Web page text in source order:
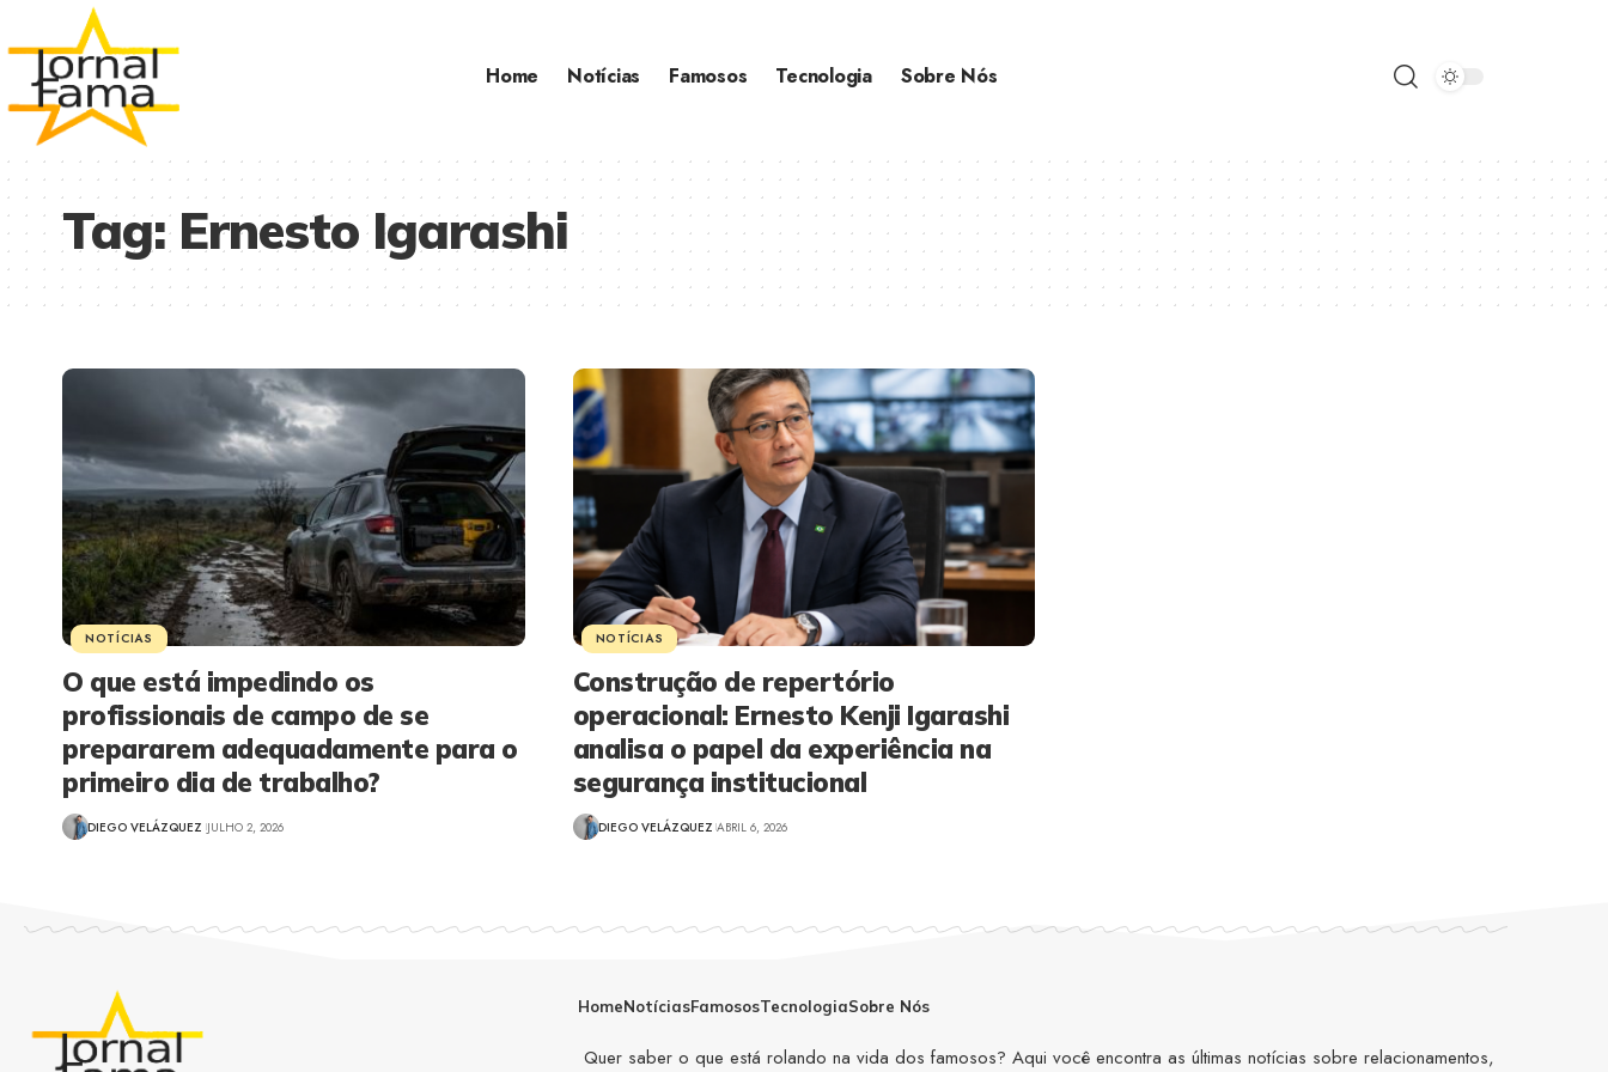
Home Notícias Famosos Tecnologia Sobre Nós
Tag:Ernesto Igarashi
NOTÍCIAS
O que está impedindo os
profissionais de campo de se
prepararem adequadamente para o
primeiro dia de trabalho?
DIEGO VELÁZQUEZ JULHO 2, 2026
NOTÍCIAS
Construção de repertório
operacional: Ernesto Kenji Igarashi
analisa o papel da experiência na
segurança institucional
DIEGO VELÁZQUEZ ABRIL 6, 2026
HomeNotíciasFamososTecnologiaSobre Nós
Quer saber o que está rolando na vida dos famosos? Aqui você encontra as últimas notícias sobre relacionamentos,